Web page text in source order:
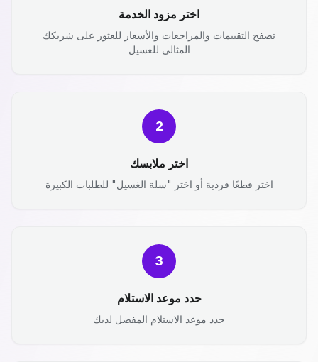
اختر مزود الخدمة
تصفح التقييمات والمراجعات والأسعار للعثور على شريكك
المثالي للغسيل
2
اختر ملابسك
اختر قطعًا فردية أو اختر "سلة الغسيل" للطلبات الكبيرة
3
حدد موعد الاستلام
حدد موعد الاستلام المفضل لديك